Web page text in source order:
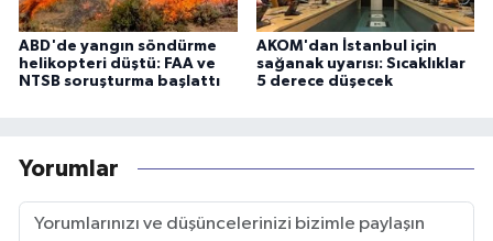
ABD'de yangın söndürme
helikopteri düştü: FAA ve
NTSB soruşturma başlattı
AKOM'dan İstanbul için
sağanak uyarısı: Sıcaklıklar
5 derece düşecek
Yorumlar